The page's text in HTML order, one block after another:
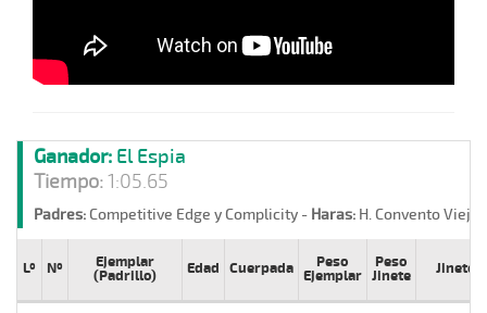
Ganador: El Espia
Tiempo:1:05.65
Padres:Competitive Edge y Complicity - Haras: H. Convento Viejo
Lº Nº
Ejemplar
(Padrillo)
Edad Cuerpada
Peso
Ejemplar
Peso
Jinete
Jinete